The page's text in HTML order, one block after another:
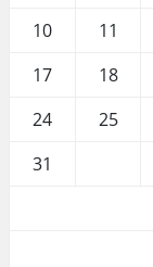
10
11
17
18
24
25
31